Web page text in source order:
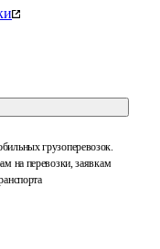
грузоперевозок.
на перевозки, заявкам